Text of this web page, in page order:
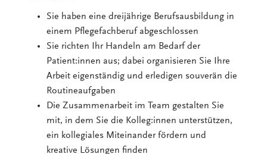
Sie haben eine dreijährige Berufsausbildung in
einem Pflegefachberuf abgeschlossen
Sie richten Ihr Handeln am Bedarf der
Patient:innen aus; dabei organisieren Sie Ihre
Arbeit eigenständig und erledigen souverän die
Routineaufgaben
Die Zusammenarbeit im Team gestalten Sie
mit, in dem Sie die Kolleg:innen unterstützen,
ein kollegiales Miteinander fördern und
kreative Lösungen finden